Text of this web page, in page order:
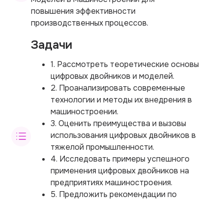
повышения эффективности
производственных процессов.
Задачи
1. Рассмотреть теоретические основы
цифровых двойников и моделей.
2. Проанализировать современные
технологии и методы их внедрения в
машиностроении.
3. Оценить преимущества и вызовы
использования цифровых двойников в
тяжелой промышленности.
4. Исследовать примеры успешного
применения цифровых двойников на
предприятиях машиностроения.
5. Предложить рекомендации по